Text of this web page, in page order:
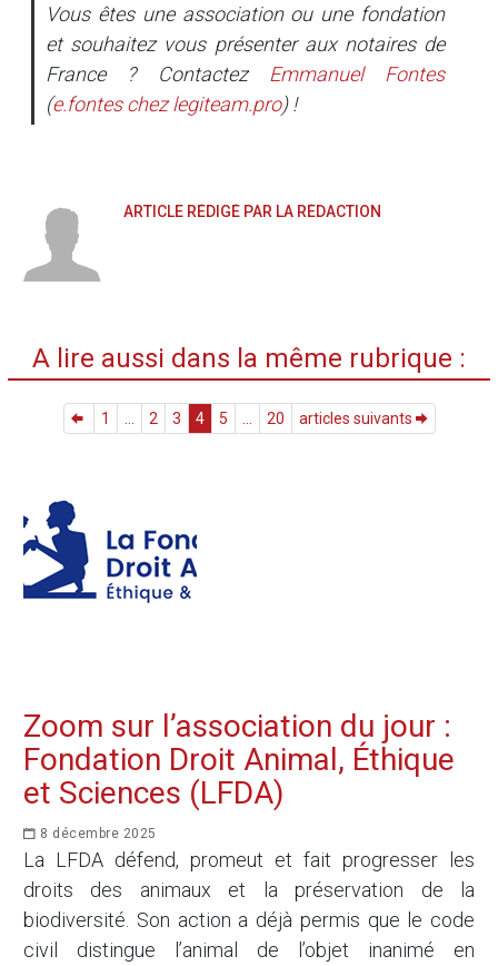
Vous êtes une association ou une fondation
et souhaitez vous présenter aux notaires de
France ? Contactez Emmanuel Fontes
(e.fonteschezlegiteam.pro) !
ARTICLE RÉDIGÉ PAR LA RÉDACTION
A lire aussi dans la même rubrique :
1 ... 2 3 4 5 ... 20 articles suivants
Zoom sur l’association du jour :
Fondation Droit Animal, Éthique
et Sciences (LFDA)
8 décembre 2025
La LFDA défend, promeut et fait progresser les
droits des animaux et la préservation de la
biodiversité. Son action a déjà permis que le code
civil distingue l’animal de l’objet inanimé en